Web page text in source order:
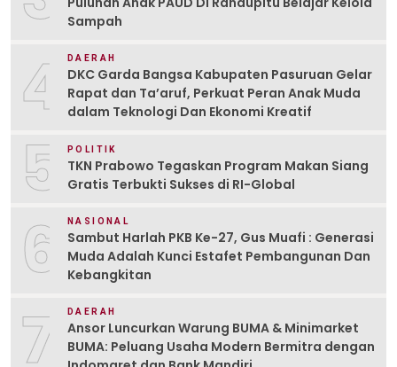
Sampah
4 DAERAH
DKC Garda Bangsa Kabupaten Pasuruan Gelar
Rapat dan Ta’aruf, Perkuat Peran Anak Muda
dalam Teknologi Dan Ekonomi Kreatif
5 POLITIK
TKN Prabowo Tegaskan Program Makan Siang
Gratis Terbukti Sukses di RI-Global
6 NASIONAL
Sambut Harlah PKB Ke-27, Gus Muafi : Generasi
Muda Adalah Kunci Estafet Pembangunan Dan
Kebangkitan
7 DAERAH
Ansor Luncurkan Warung BUMA & Minimarket
BUMA: Peluang Usaha Modern Bermitra dengan